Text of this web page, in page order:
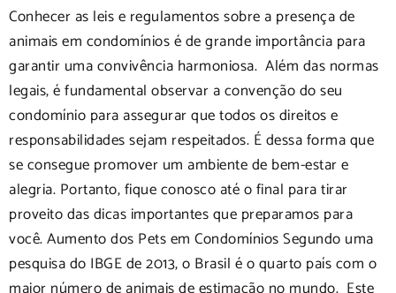
Conhecer as leis e regulamentos sobre a presença de
animais em condomínios é de grande importância para
garantir uma convivência harmoniosa. Além das normas
legais, é fundamental observar a convenção do seu
condomínio para assegurar que todos os direitos e
responsabilidades sejam respeitados. É dessa forma que
se consegue promover um ambiente de bem-estar e
alegria. Portanto, fique conosco até o final para tirar
proveito das dicas importantes que preparamos para
você. Aumento dos Pets em Condomínios Segundo uma
pesquisa do IBGE de 2013, o Brasil é o quarto país com o